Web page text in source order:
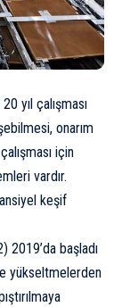
yıl çalışması
onarım
için
vardır.
keşif
2019’da başladı
yükseltmelerden